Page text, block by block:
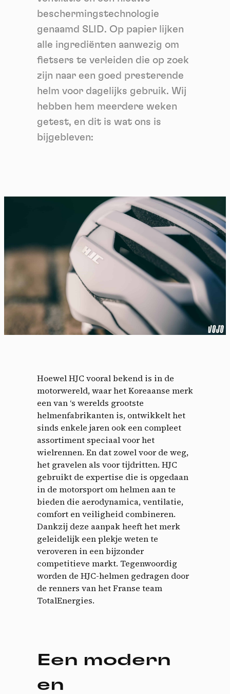
beschermingstechnologie
genaamd SLID. Op papier lijken
alle ingrediënten aanwezig om
fietsers te verleiden die op zoek
zijn naar een goed presterende
helm voor dagelijks gebruik. Wij
hebben hem meerdere weken
getest, en dit is wat ons is
bijgebleven:
Hoewel HJC vooral bekend is in de
motorwereld, waar het Koreaanse merk
een van ‘s werelds grootste
helmenfabrikanten is, ontwikkelt het
sinds enkele jaren ook een compleet
assortiment speciaal voor het
wielrennen. En dat zowel voor de weg,
het gravelen als voor tijdritten. HJC
gebruikt de expertise die is opgedaan
in de motorsport om helmen aan te
bieden die aerodynamica, ventilatie,
comfort en veiligheid combineren.
Dankzij deze aanpak heeft het merk
geleidelijk een plekje weten te
veroveren in een bijzonder
competitieve markt. Tegenwoordig
worden de HJC-helmen gedragen door
de renners van het Franse team
TotalEnergies.
Een modern
en